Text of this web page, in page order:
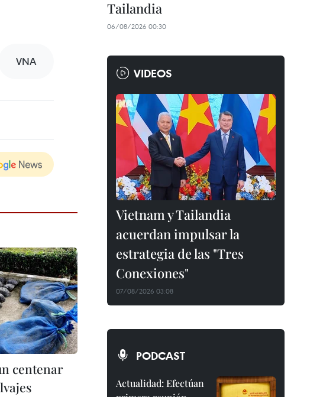
VNA
centenar
Tailandia
06/08/2026 00:30
VIDEOS
Vietnam y Tailandia
acuerdan impulsar la
estrategia de las "Tres
Conexiones"
07/08/2026 03:08
PODCAST
Actualidad: Efectúan